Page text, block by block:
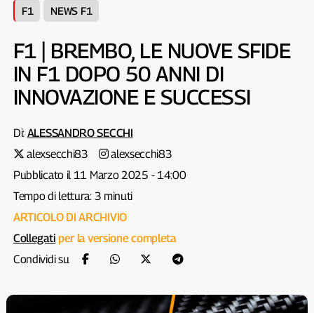
F1 NEWS F1
F1 | BREMBO, LE NUOVE SFIDE
IN F1 DOPO 50 ANNI DI
INNOVAZIONE E SUCCESSI
Di: ALESSANDRO SECCHI
alexsecchi83
alexsecchi83
Pubblicato il 11 Marzo 2025 - 14:00
Tempo di lettura: 3 minuti
ARTICOLO DI ARCHIVIO
Collegati per la versione completa
Condividi su